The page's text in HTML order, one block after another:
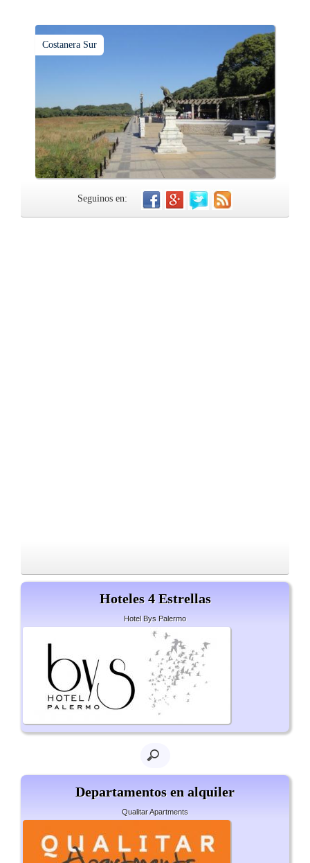
Costanera Sur
Seguinos en:
Hoteles 4 Estrellas
Hotel Bys Palermo
Departamentos en alquiler
Qualitar Apartments